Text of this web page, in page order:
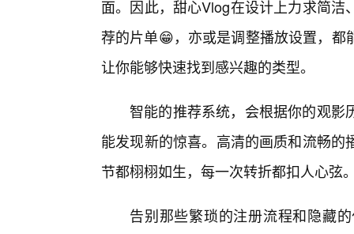
面。因此，甜心Vlog在设计上力求简
荐的片单😁，亦或是调整播放设置，
让你能够快速找到感兴趣的类型。
智能的推荐系统，会根据你的观影
能发现新的惊喜。高清的画质和流畅
节都栩栩如生，每一次转折都扣人心弦
告别那些繁琐的注册流程和隐藏